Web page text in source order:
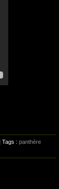
| Tags : panthère